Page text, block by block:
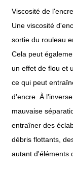
Viscosité de l'encre
Une viscosité
sortie du rouleau
Cela peut
un effet de flou et
ce qui peut
d'encre. À
mauvaise
entraîner des
débris flottants,
autant d'éléments